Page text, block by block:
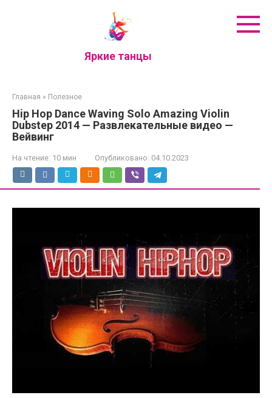
Яркие танцы
Главная » Полезное
Hip Hop Dance Waving Solo Amazing Violin
Dubstep 2014 — Развлекательные видео —
Вейвинг
На чтение: 10 мин Опубликовано: 04.10.2023